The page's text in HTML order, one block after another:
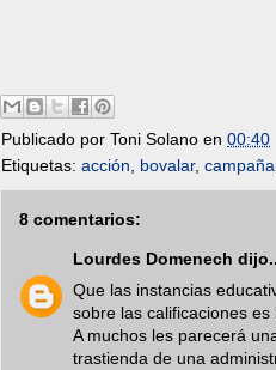
Publicado por Toni Solano en 00:40
Etiquetas: acción bovalar, campaña
8 comentarios:
Lourdes Domenech
Que las instancias
sobre las calificaciones
A muchos les parecerá
trastienda de una